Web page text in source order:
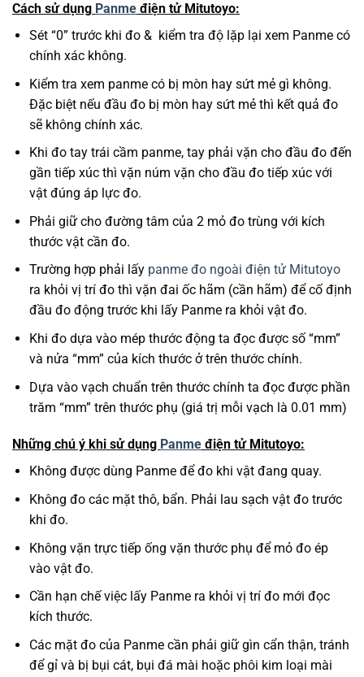
Cách sử dụng Panme điện tử Mitutoyo:
Sét “0” trước khi đo & kiểm tra độ lặp lại xem Panme có
chính xác không.
Kiểm tra xem panme có bị mòn hay sứt mẻ gì không.
Đặc biệt nếu đầu đo bị mòn hay sứt mẻ thì kết quả đo
sẽ không chính xác.
Khi đo tay trái cầm panme, tay phải vặn cho đầu đo đến
gần tiếp xúc thì vặn núm vặn cho đầu đo tiếp xúc với
vật đúng áp lực đo.
Phải giữ cho đường tâm của 2 mỏ đo trùng với kích
thước vật cần đo.
Trường hợp phải lấy panme đo ngoài điện tử Mitutoyo
ra khỏi vị trí đo thì vặn đai ốc hãm (cần hãm) để cố định
đầu đo động trước khi lấy Panme ra khỏi vật đo.
Khi đo dựa vào mép thước động ta đọc được số “mm”
và nửa “mm” của kích thước ở trên thước chính.
Dựa vào vạch chuẩn trên thước chính ta đọc được phần
trăm “mm” trên thước phụ (giá trị mỗi vạch là 0.01 mm)
Những chú ý khi sử dụng Panme điện tử Mitutoyo:
Không được dùng Panme để đo khi vật đang quay.
Không đo các mặt thô, bẩn. Phải lau sạch vật đo trước
khi đo.
Không vặn trực tiếp ống vặn thước phụ để mỏ đo ép
vào vật đo.
Cần hạn chế việc lấy Panme ra khỏi vị trí đo mới đọc
kích thước.
Các mặt đo của Panme cần phải giữ gìn cẩn thận, tránh
để gỉ và bị bụi cát, bụi đá mài hoặc phôi kim loại mài